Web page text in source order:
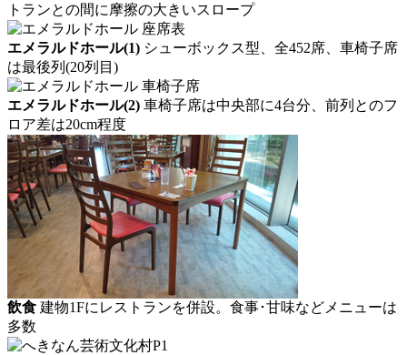
トランとの間に摩擦の大きいスロープ
エメラルドホール(1) シューボックス型、全452席、車椅子席
は最後列(20列目)
エメラルドホール(2) 車椅子席は中央部に4台分、前列とのフ
ロア差は20cm程度
飲食 建物1Fにレストランを併設。食事･甘味などメニューは
多数